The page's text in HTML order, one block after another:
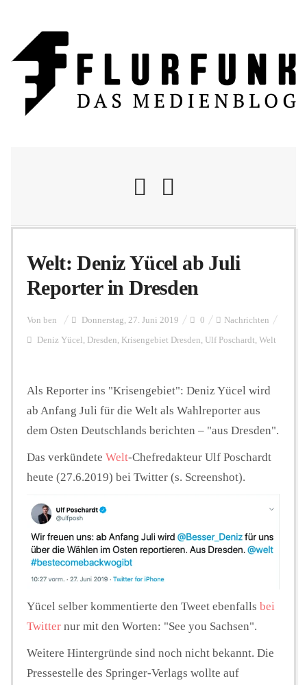
Nachrichten
Flurschelte
Personalien
Hintergrund
FUNKTURM-Beiträge
Seminare
Unterstützen
Welt: Deniz Yücel ab Juli
Reporter in Dresden
Von ben Donnerstag, 27. Juni 2019 0 Nachrichten
Deniz Yücel , Dresden, Krisengebiet Dresden, Ulf Poschardt, Welt
Als Reporter ins "Krisengebiet": Deniz Yücel wird
ab Anfang Juli für die Welt als Wahlreporter aus
dem Osten Deutschlands berichten – "aus Dresden".
Das verkündete Welt-Chefredakteur Ulf Poschardt
heute (27.6.2019) bei Twitter (s. Screenshot).
Yücel selber kommentierte den Tweet ebenfalls bei
Twitter nur mit den Worten: "See you Sachsen".
Weitere Hintergründe sind noch nicht bekannt. Die
Pressestelle des Springer-Verlags wollte auf